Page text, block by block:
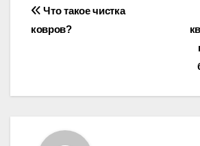
Навигация
по
Что такое чистка
ковров?